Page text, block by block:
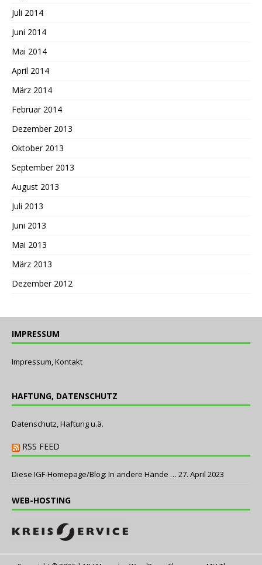
Juli 2014
Juni 2014
Mai 2014
April 2014
März 2014
Februar 2014
Dezember 2013
Oktober 2013
September 2013
August 2013
Juli 2013
Juni 2013
Mai 2013
März 2013
Dezember 2012
IMPRESSUM
Impressum, Kontakt
HAFTUNG, DATENSCHUTZ
Datenschutz, Haftung u.ä.
RSS FEED
Diese IGF-Homepage/Blog: In andere Hände … 27. April 2023
WEB-HOSTING